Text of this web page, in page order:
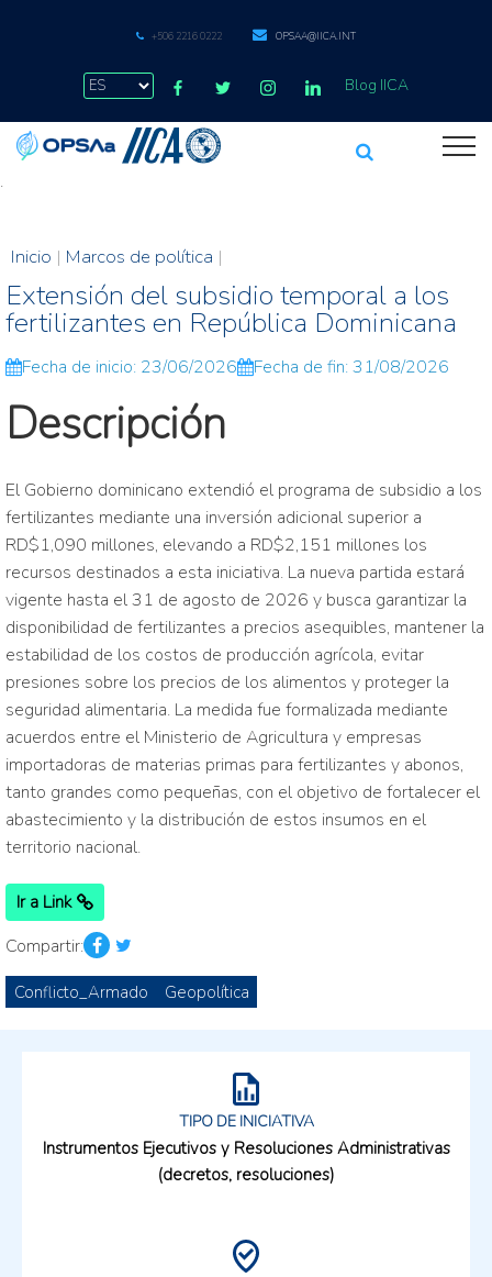
+506 2216 0222 OPSAA@IICA.INT
Blog IICA
.
Inicio | Marcos de política |
Extensión del subsidio temporal a los
fertilizantes en República Dominicana
Fecha de inicio: 23/06/2026 Fecha de fin: 31/08/2026
Descripción
El Gobierno dominicano extendió el programa de subsidio a los
fertilizantes mediante una inversión adicional superior a
RD$1,090 millones, elevando a RD$2,151 millones los
recursos destinados a esta iniciativa. La nueva partida estará
vigente hasta el 31 de agosto de 2026 y busca garantizar la
disponibilidad de fertilizantes a precios asequibles, mantener la
estabilidad de los costos de producción agrícola, evitar
presiones sobre los precios de los alimentos y proteger la
seguridad alimentaria. La medida fue formalizada mediante
acuerdos entre el Ministerio de Agricultura y empresas
importadoras de materias primas para fertilizantes y abonos,
tanto grandes como pequeñas, con el objetivo de fortalecer el
abastecimiento y la distribución de estos insumos en el
territorio nacional.
Ir a Link
Compartir:
Conflicto_Armado Geopolítica
TIPO DE INICIATIVA
Instrumentos Ejecutivos y Resoluciones Administrativas
(decretos, resoluciones)